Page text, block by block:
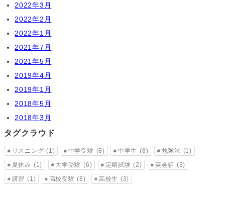
2022年3月
2022年2月
2022年1月
2021年7月
2021年5月
2019年4月
2019年1月
2018年5月
2018年3月
タグクラウド
リスニング (1) 中学受験 (8) 中学生 (8) 勉強法 (1)
夏休み (1) 大学受験 (6) 定期試験 (2) 英会話 (3)
講習 (1) 高校受験 (8) 高校生 (3)